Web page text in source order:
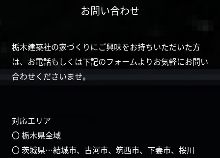
お問い合わせ
栃木建築社の家づくりにご興味をお持ちいただいた方
は、お電話もしくは下記のフォームよりお気軽にお問い
合わせくださいませ。
対応エリア
〇 栃木県全域
〇 茨城県…結城市、古河市、筑西市、下妻市、桜川